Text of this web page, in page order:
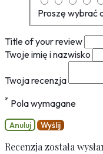
Proszę wybrać
Title of your review
Twoje imię i nazwisko
Twoja recenzja
* Pola wymagane
Anuluj Wyślij
Recenzja została